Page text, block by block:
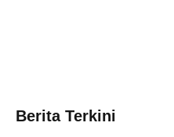
Berita Terkini